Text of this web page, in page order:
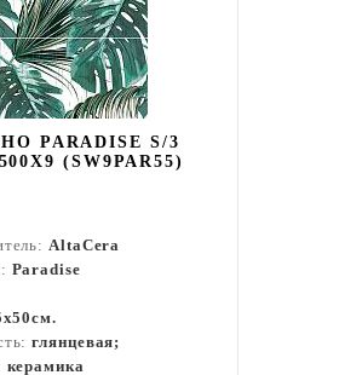
PARADISE S/3
(SW9PAR55)
AltaCera
Paradise
глянцевая;
керамика